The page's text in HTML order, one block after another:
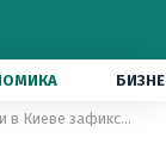
За сутки в Киеве зафиксировали 1364 больных коронавирусом